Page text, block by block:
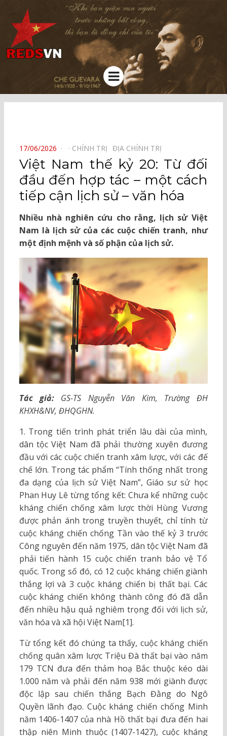
Kênh chia sẻ tri thức cộng đồng
Menu
POSTED
ON
17/06/2026 CHÍNH TRỊ⠀ ĐỊA CHÍNH TRỊ⠀
Việt Nam thế kỷ 20: Từ đối
đầu đến hợp tác – một cách
tiếp cận lịch sử – văn hóa
Nhiều nhà nghiên cứu cho rằng, lịch sử Việt
Nam là lịch sử của các cuộc chiến tranh, như
một định mệnh và số phận của lịch sử.
Tác giả:GS-TS Nguyễn Văn Kim, Trường ĐH
KHXH&NV, ĐHQGHN.
1. Trong tiến trình phát triển lâu dài của mình,
dân tộc Việt Nam đã phải thường xuyên đương
đầu với các cuộc chiến tranh xâm lược, với các đế
chế lớn. Trong tác phẩm “Tính thống nhất trong
đa dạng của lịch sử Việt Nam”, Giáo sư sử học
Phan Huy Lê từng tổng kết: Chưa kể những cuộc
kháng chiến chống xâm lược thời Hùng Vương
được phản ánh trong truyền thuyết, chỉ tính từ
cuộc kháng chiến chống Tần vào thế kỷ 3 trước
Công nguyên đến năm 1975, dân tộc Việt Nam đã
phải tiến hành 15 cuộc chiến tranh bảo vệ Tổ
quốc. Trong số đó, có 12 cuộc kháng chiến giành
thắng lợi và 3 cuộc kháng chiến bị thất bại. Các
cuộc kháng chiến không thành công đó đã dẫn
đến nhiều hậu quả nghiêm trọng đối với lịch sử,
văn hóa và xã hội Việt Nam[1].
Từ tổng kết đó chúng ta thấy, cuộc kháng chiến
chống quân xâm lược Triệu Đà thất bại vào năm
179 TCN đưa đến thảm hoạ Bắc thuộc kéo dài
1.000 năm và phải đến năm 938 mới giành được
độc lập sau chiến thắng Bạch Đằng do Ngô
Quyền lãnh đạo. Cuộc kháng chiến chống Minh
năm 1406-1407 của nhà Hồ thất bại đưa đến hai
thập niên Minh thuộc (1407-1427), cuộc kháng